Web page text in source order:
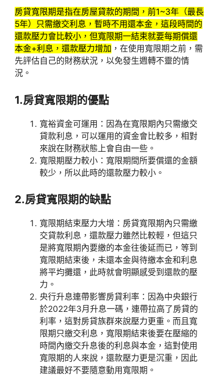
房貸寬限期是指在房屋貸款的期間，前1~3年（最長
5年）只需繳交利息，暫時不用還本金，這段時間的
還款壓力會比較小，但寬限期一結束就要每期償還
本金+利息，還款壓力增加 ，在使用寬限期之前，需
先評估自己的財務狀況，以免發生週轉不靈的情
況。
1.房貸寬限期的優點
寬裕資金可運用：因為在寬限期內只需繳交
貸款利息，可以運用的資金會比較多，相對
來說在財務狀態上會自由一些。
寬限期壓力較小：寬限期間所要償還的金額
較少，所以此時的還款壓力較小。
2.房貸寬限期的缺點
寬限期結束壓力大增：房貸寬限期內只需繳
交貸款利息，還款壓力雖然比較輕，但這只
是將寬限期內要繳的本金往後延而已，等到
寬限期結束後，未還本金與待繳本金和利息
將平均攤還，此時就會明顯感受到還款的壓
力。
央行升息連帶影響房貸利率：因為中央銀行
於2022年3月升息一碼，連帶拉高了房貸的
利率，這對房貸族群來說壓力更重。而且寬
限期只繳交利息，寬限期結束後要在壓縮的
時間內繳交升息後的利息與本金，這對使用
寬限期的人來說，還款壓力更是沉重，因此
建議最好不要隨意動用寬限期。